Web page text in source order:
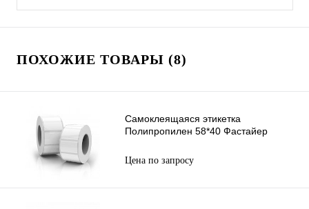
ПОХОЖИЕ ТОВАРЫ (8)
Самоклеящаяся этикетка
Полипропилен 58*40 Фастайер
Цена по запросу